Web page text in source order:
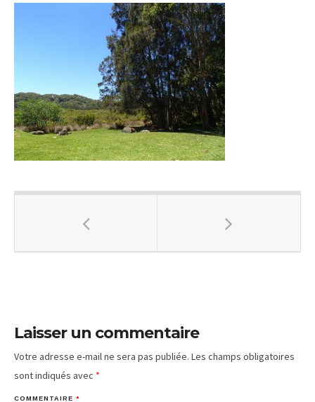
Laisser un commentaire
Votre adresse e-mail ne sera pas publiée. Les champs obligatoires
sont indiqués avec *
COMMENTAIRE *